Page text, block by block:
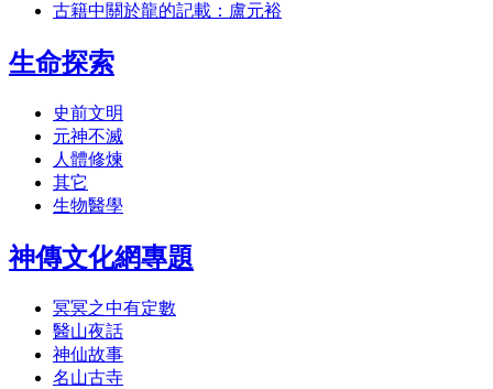
古籍中關於龍的記載：盧元裕
生命探索
史前文明
元神不滅
人體修煉
其它
生物醫學
神傳文化網專題
冥冥之中有定數
醫山夜話
神仙故事
名山古寺